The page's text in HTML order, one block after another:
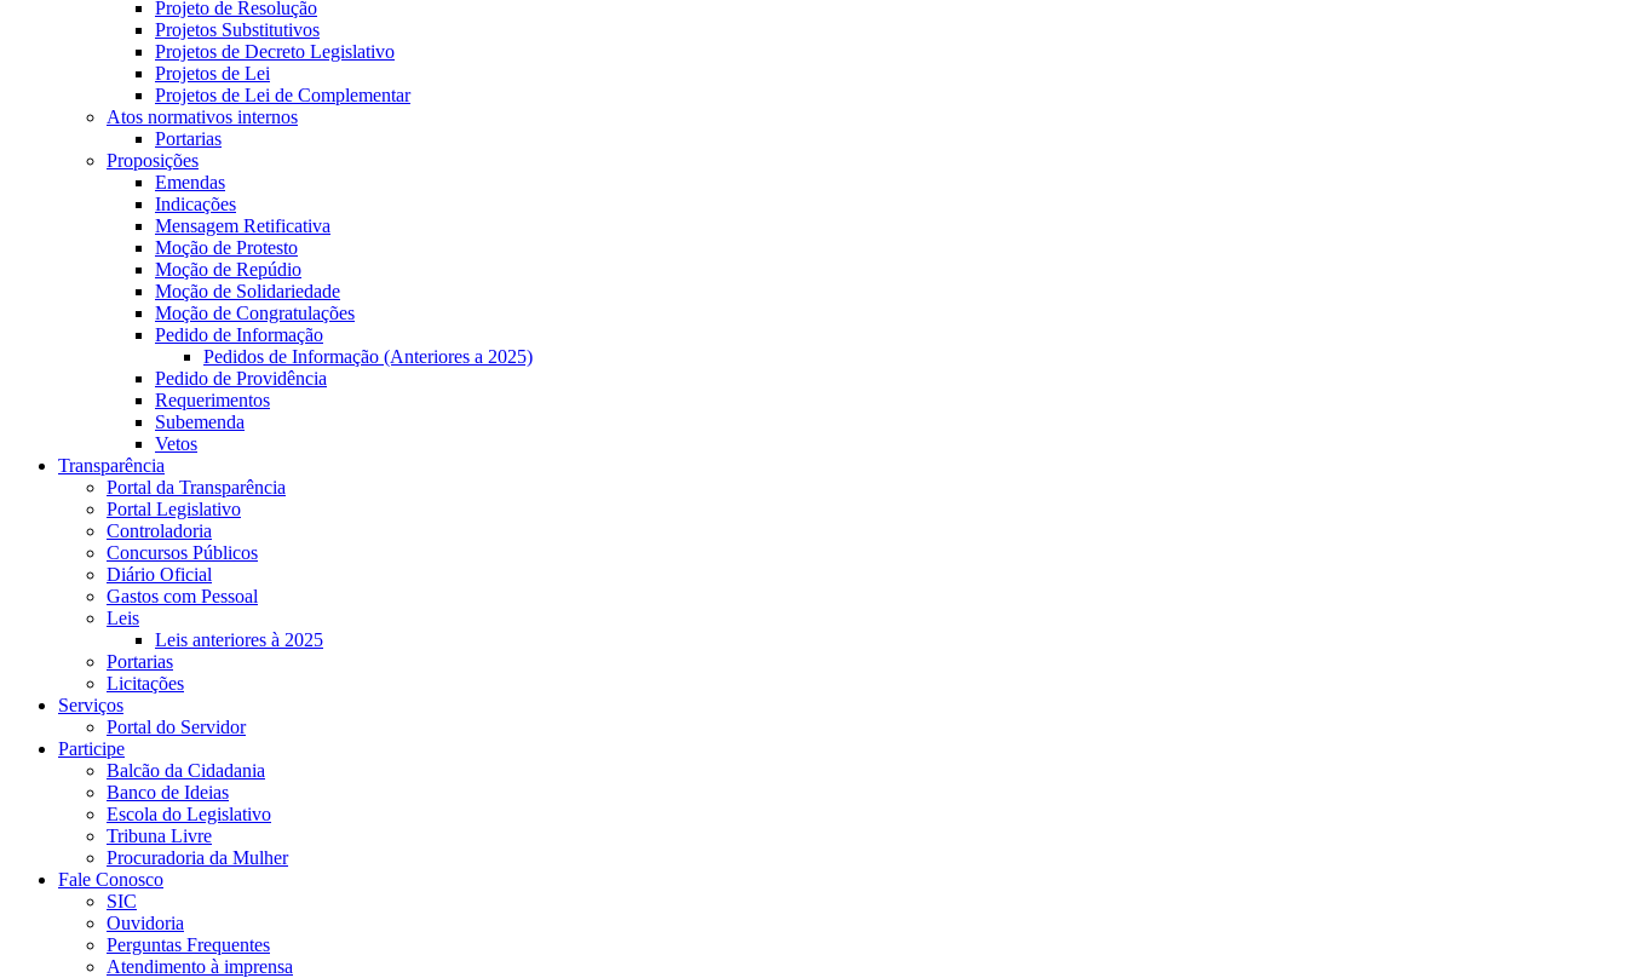
Projeto de Resolução
Projetos Substitutivos
Projetos de Decreto Legislativo
Projetos de Lei
Projetos de Lei de Complementar
Atos normativos internos
Portarias
Proposições
Emendas
Indicações
Mensagem Retificativa
Moção de Protesto
Moção de Repúdio
Moção de Solidariedade
Moção de Congratulações
Pedido de Informação
Pedidos de Informação (Anteriores a 2025)
Pedido de Providência
Requerimentos
Subemenda
Vetos
Transparência
Portal da Transparência
Portal Legislativo
Controladoria
Concursos Públicos
Diário Oficial
Gastos com Pessoal
Leis
Leis anteriores à 2025
Portarias
Licitações
Serviços
Portal do Servidor
Participe
Balcão da Cidadania
Banco de Ideias
Escola do Legislativo
Tribuna Livre
Procuradoria da Mulher
Fale Conosco
SIC
Ouvidoria
Perguntas Frequentes
Atendimento à imprensa